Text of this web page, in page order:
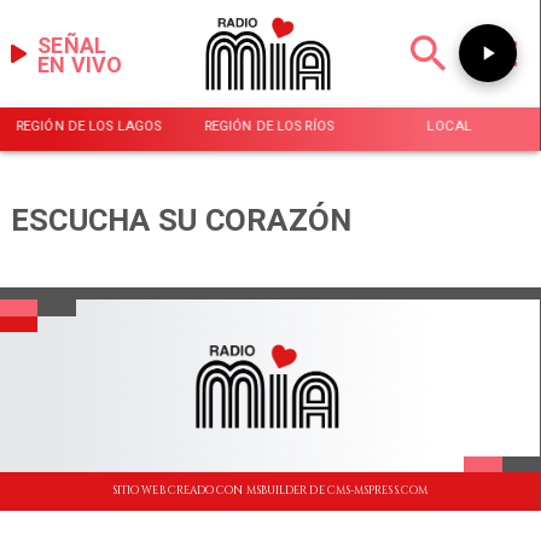
EN VIVO
SEÑAL
REGIÓN DE LOS LAGOS REGIÓN DE LOS RÍOS LOCAL
ESCUCHA SU CORAZÓN
SITIO WEB CREADO CON MSBUILDER DE CMS-MSPRESS.COM